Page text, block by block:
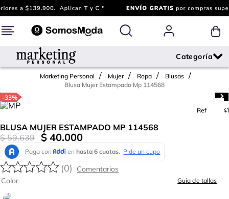
Marketing Personal Mujer Ropa
Blusas
Blusa Mujer Estampado Mp 114568
-33%
Ref.
792741
BLUSA MUJER ESTAMPADO MP 114568
$ 59.639 $ 40.000
(0)
Color Guia de tallas